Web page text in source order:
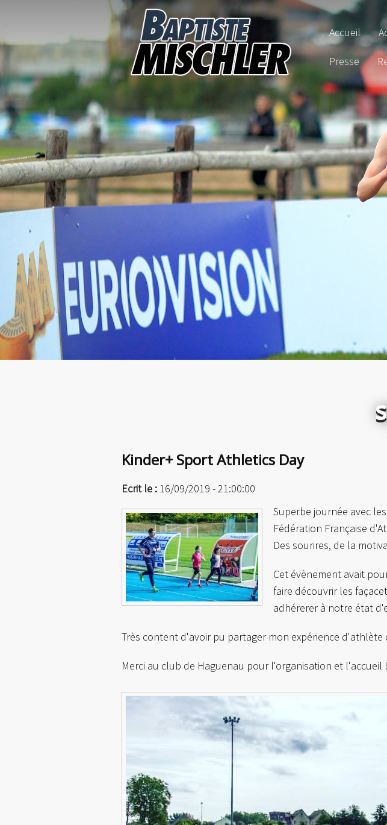
Accueil
Presse
Kinder+ Sport Athletics Day
Ecrit le : 16/09/2019 - 21:00:00
Superbe journée avec
Fédération Française
Des sourires, de la
Cet évènement avait
faire découvrir les
adhérerer à notre état
Très content d'avoir pu partager mon expérience
Merci au club de Haguenau pour l'organisation et l'accueil !